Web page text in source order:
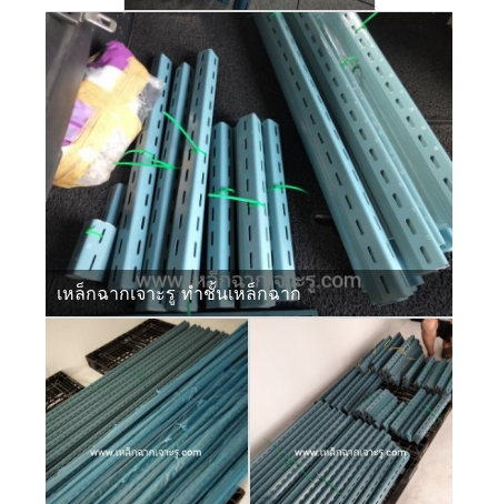
เหล็กฉากเจาะรู ทำชั้นเหล็กฉาก